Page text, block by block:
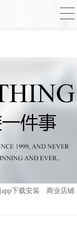
密瓜视频下
下载安装 商业店铺